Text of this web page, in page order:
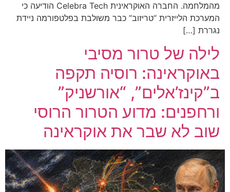
מהמלחמה. החברה האוקראינית Celebra Tech הודיעה כי
המערכת הלייזרית “טריזוב” כבר משולבת בפלטפורמה ניידת
נגררת […]
לילה של טרור מסיבי
באוקראינה: רוסיה תקפה
ב”קינז’אלים”, “אורשניק”
ורחפנים: מדוע הטרור הרוסי
שוב לא שבר את אוקראינה